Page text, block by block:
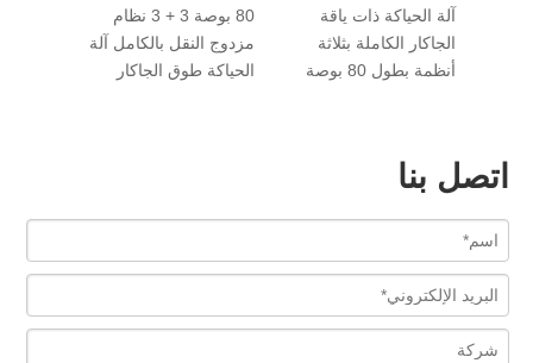
80 بوصة 3 + 3 نظام
مزدوج النقل بالكامل آلة
الحياكة طوق الجاكار
آلة الحياكة ذات ياقة
الجاكار الكاملة بثلاثة
أنظمة بطول 80 بوصة
اتصل بنا